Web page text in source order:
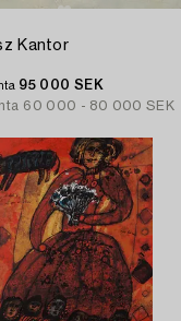
Kantor
95 000 SEK
60 000 - 80 000 SEK